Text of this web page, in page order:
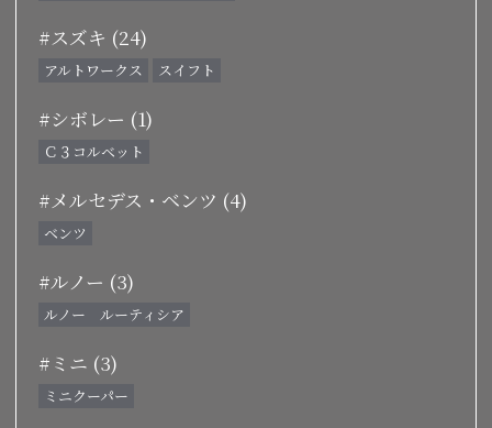
#スズキ (24)
アルトワークス スイフト
#シボレー (1)
Ｃ３コルベット
#メルセデス・ベンツ (4)
ベンツ
#ルノー (3)
ルノー ルーティシア
#ミニ (3)
ミニクーパー